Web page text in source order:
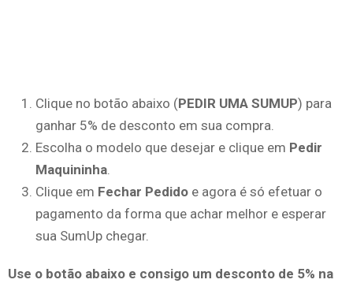
Clique no botão abaixo (PEDIR UMA SUMUP) para
ganhar 5% de desconto em sua compra.
Escolha o modelo que desejar e clique em Pedir
Maquininha.
Clique em Fechar Pedido e agora é só efetuar o
pagamento da forma que achar melhor e esperar
sua SumUp chegar.
Use o botão abaixo e consigo um desconto de 5% na